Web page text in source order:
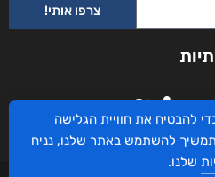
צרפו אותי!
להבטיח את חוויית הגלישה
להשתמש באתר שלנו, נניח
שלנו.